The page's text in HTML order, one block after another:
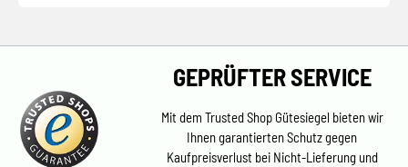
GEPRÜFTER SERVICE
Mit dem Trusted Shop Gütesiegel bieten wir
Ihnen garantierten Schutz gegen
Kaufpreisverlust bei Nicht-Lieferung und